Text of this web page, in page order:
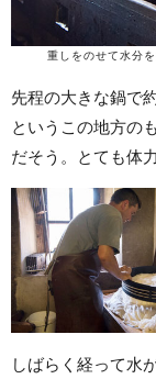
重しをのせて水分
先程の大きな鍋で
というこの地方の
だそう。とても体
しばらく経って水